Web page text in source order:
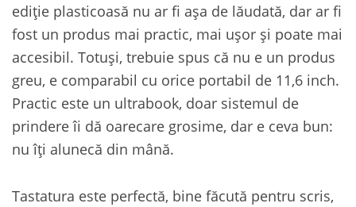
ediție plasticoasă nu ar fi așa de lăudată, dar ar fi
fost un produs mai practic, mai ușor și poate mai
accesibil. Totuși, trebuie spus că nu e un produs
greu, e comparabil cu orice portabil de 11,6 inch.
Practic este un ultrabook, doar sistemul de
prindere îi dă oarecare grosime, dar e ceva bun:
nu îți alunecă din mână.
Tastatura este perfectă, bine făcută pentru scris,